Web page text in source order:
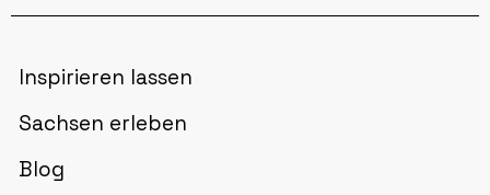
Inspirieren lassen
Sachsen erleben
Blog